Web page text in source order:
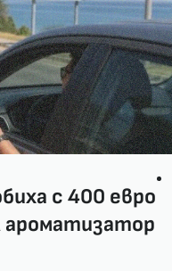
с 400 евро
ароматизатор